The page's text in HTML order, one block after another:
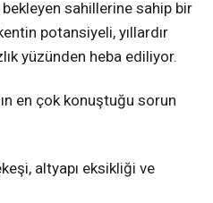
bekleyen sahillerine sahip bir
potansiyeli, yıllardır
yüzünden heba ediliyor.
en çok konuştuğu sorun
altyapı eksikliği ve